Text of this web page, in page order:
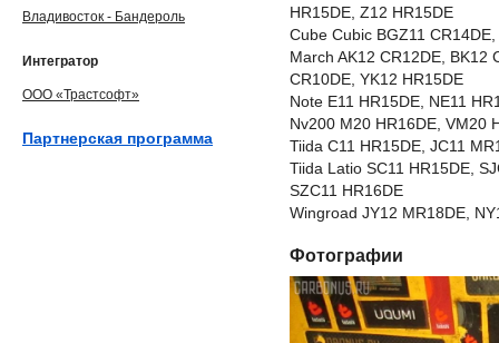
HR15DE, Z12 HR15DE
Cube Cubic BGZ11
March AK12 CR12DE, BK12
CR10DE, YK12 HR15DE
Note E11 HR15DE, NE11
Nv200 M20 HR16DE, VM20
Tiida C11 HR15DE, JC11
Tiida Latio SC11 HR15DE,
SZC11 HR16DE
Wingroad JY12 MR18DE,
Фотографии
Владивосток - Бандероль
Интегратор
ООО «Трастсофт»
Партнерская программа